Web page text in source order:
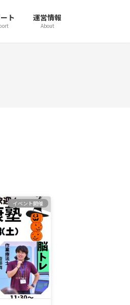
ト 運営情報
About
イベント開催